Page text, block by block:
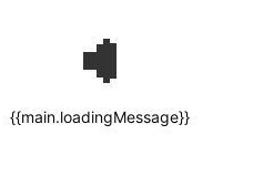
{{main.loadingMessage}}